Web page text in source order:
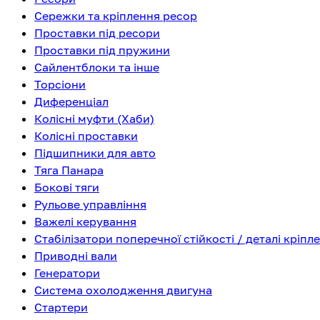
Сережки та кріплення ресор
Проставки під ресори
Проставки під пружини
Сайлентблоки та інше
Торсіони
Диференціал
Колісні муфти (Хаби)
Колісні проставки
Підшипники для авто
Тяга Панара
Бокові тяги
Рульове управління
Важелі керування
Стабілізатори поперечної стійкості / деталі
Приводні вали
Генератори
Система охолодження двигуна
Стартери